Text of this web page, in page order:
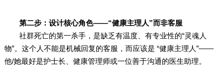
第二步：设计核心角色——“健康主理人”而非客服
社群死亡的第一杀手，是缺乏有温度、有专业性的“灵魂人
物”。这个人不能是机械回复的客服，而应该是 “健康主理人”——
他/她最好是护士长、健康管理师或一位善于沟通的医生助理。